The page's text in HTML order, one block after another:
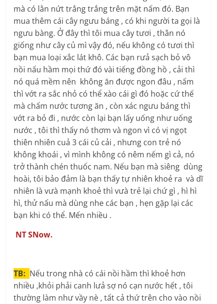
mà có lằn nứt trắng trắng trên mặt nấm đó. Bạn
mua thêm cái cây ngưu báng , có khi người ta gọi là
ngưu bàng. Ở đây thì tôi mua cây tươi , thân nó
giống như cây củ mì vậy đó, nếu không có tươi thì
bạn mua loại xắc lát khô. Các bạn rưả sạch bỏ vô
nồi nấu hầm mọi thứ đó vài tiếng đồng hồ , cải thì
nó quá mềm nên không ăn được ngon đâu , nấm
thì vớt ra sắc nhỏ có thể xào cái gì đó hoặc cứ thế
mà chấm nước tương ăn , còn xác ngưu báng thì
vớt ra bỏ đi , nước còn lại bạn lấy uống như uống
nước , tôi thì thấy nó thơm và ngon vì có vị ngọt
thiên nhiên cuả 3 cái củ cải , nhưng con trẻ nó
không khoái , vì mình không có nêm nếm gì cả, nó
trở thành chén thuốc nam. Nếu bạn mà siêng dùng
hoài, tôi bảo đảm là bạn thấy tự nhiên khoẻ ra và dĩ
nhiên là vưà mạnh khoẻ thì vưà trẻ lại chứ gì , hì hì
hì, thử nấu mà dùng nhe các bạn , hẹn gặp lại các
bạn khi có thể. Mến nhiều .
NT SNow.
TB: Nếu trong nhà có cái nồi hầm thì khoẻ hơn
nhiều ,khỏi phải canh lưả sợ nó cạn nước hết , tôi
thường làm như vầy nè , tất cả thứ trên cho vào nồi